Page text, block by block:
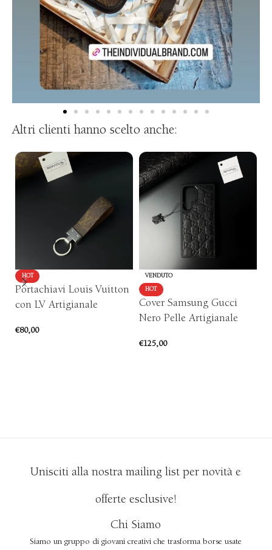
Altri clienti hanno scelto anche:
HOT
Portachiavi Louis Vuitton
con LV Artigianale
€80,00
VENDUTO
HOT
Cover Samsung Gucci
Nero Pelle Artigianale
€125,00
Unisciti alla nostra mailing list per novità e
offerte esclusive!
Chi Siamo
Siamo un gruppo di giovani creativi che trasforma borse usate